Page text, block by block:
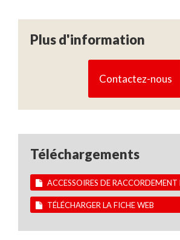
Plus d'information
Contactez-nous
Téléchargements
ACCESSOIRES DE RACCORDEMENT
TÉLÉCHARGER LA FICHE WEB